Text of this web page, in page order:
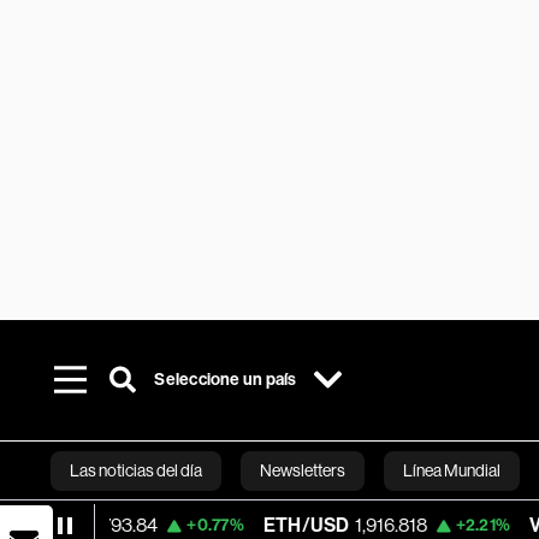
Seleccione un país
Las noticias del día Newsletters Línea Mundial
Bloomberg
+0.77% ETH/USD 1,916.818 +2.21% Visa 368.60